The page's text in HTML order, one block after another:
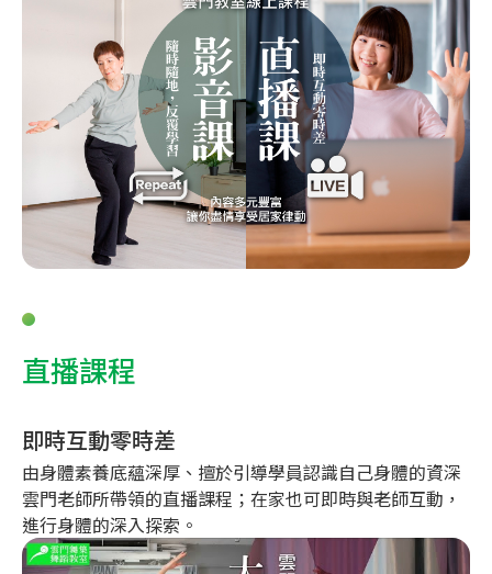
直播課程
即時互動零時差
由身體素養底蘊深厚、擅於引導學員認識自己身體的資深
雲門老師所帶領的直播課程；在家也可即時與老師互動，
進行身體的深入探索。